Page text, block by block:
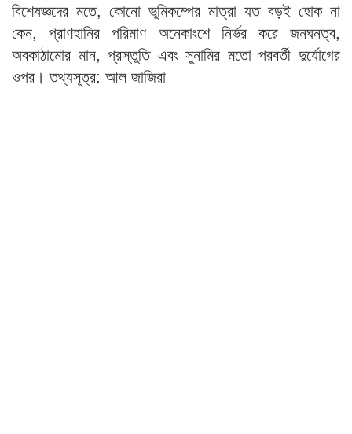
বিশেষজ্ঞদের মতে, কোনো ভূমিকম্পের মাত্রা যত বড়ই হোক না
কেন, প্রাণহানির পরিমাণ অনেকাংশে নির্ভর করে জনঘনত্ব,
অবকাঠামোর মান, প্রস্তুতি এবং সুনামির মতো পরবর্তী দুর্যোগের
ওপর। তথ্যসূত্র: আল জাজিরা